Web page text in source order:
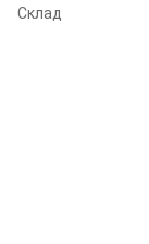
Склад